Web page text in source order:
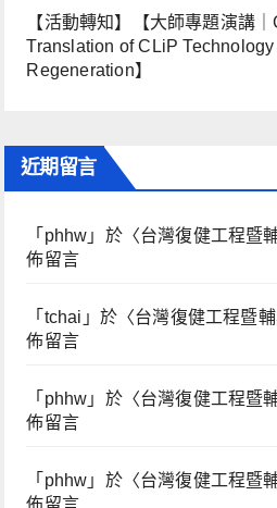
【活動轉知】【大師專題演講｜
Translation of CLiP
Regeneration】
近期留言
「 phhw 」於〈台灣復健工程暨
佈留言
「 tchai 」於〈台灣復健工程暨
佈留言
「 phhw 」於〈台灣復健工程暨
佈留言
「 phhw 」於〈台灣復健工程暨
佈留言